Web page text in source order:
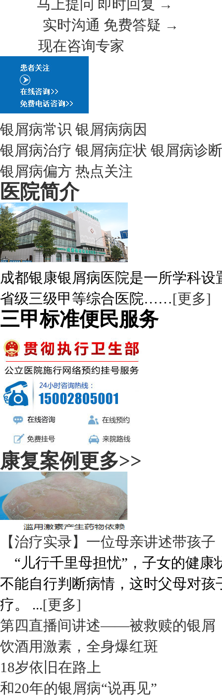
马上提问 即时回复 →
实时沟通 免费答疑 →
现在咨询专家
银屑病常识 银屑病病因
银屑病治疗 银屑病症状 银屑病诊断
银屑病偏方 热点关注
医院简介
成都银康银屑病医院是一所学科
省级三级甲等综合医院……[更多]
三甲标准便民服务
康复案例更多>>
【治疗实录】一位母亲讲述带孩子
“儿行千里母担忧”，子女的健康
不能自行判断病情，这时父母对
疗。 ...[更多]
第四直播间讲述——被救赎的银屑
饮酒用激素，全身爆红斑
18岁依旧在路上
和20年的银屑病“说再见”